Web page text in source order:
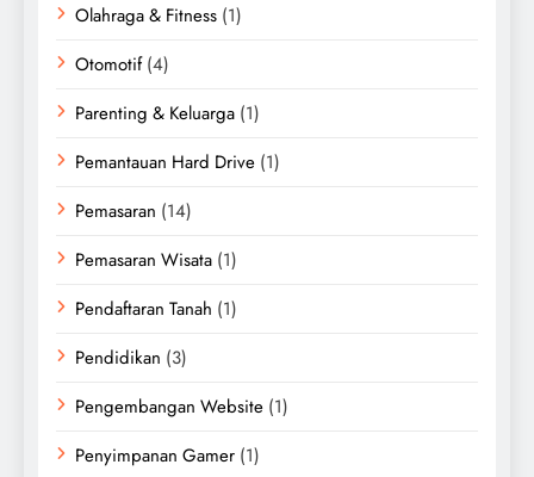
Olahraga & Fitness (1)
Otomotif(4)
Parenting & Keluarga (1)
Pemantauan Hard Drive (1)
Pemasaran (14)
Pemasaran Wisata (1)
Pendaftaran Tanah (1)
Pendidikan (3)
Pengembangan Website (1)
Penyimpanan Gamer (1)